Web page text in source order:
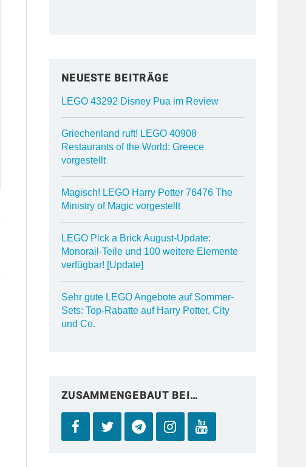
NEUESTE BEITRÄGE
LEGO 43292 Disney Pua im Review
Griechenland ruft! LEGO 40908
Restaurants of the World: Greece
vorgestellt
Magisch! LEGO Harry Potter 76476 The
Ministry of Magic vorgestellt
LEGO Pick a Brick August-Update:
Monorail-Teile und 100 weitere Elemente
verfügbar! [Update]
Sehr gute LEGO Angebote auf Sommer-
Sets: Top-Rabatte auf Harry Potter, City
und Co.
ZUSAMMENGEBAUT BEI…